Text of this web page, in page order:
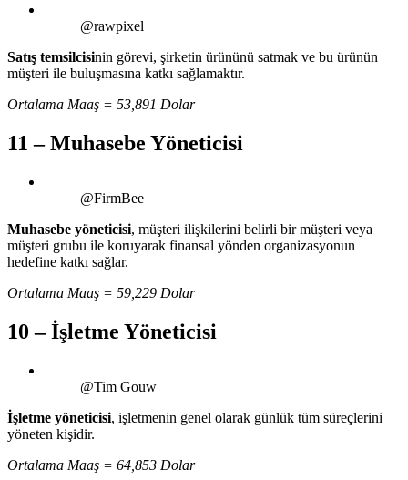
@rawpixel
Satış temsilcisinin görevi, şirketin ürününü satmak ve bu ürünün
müşteri ile buluşmasına katkı sağlamaktır.
Ortalama Maaş = 53,891 Dolar
11 – Muhasebe Yöneticisi
@FirmBee
Muhasebe yöneticisi, müşteri ilişkilerini belirli bir müşteri veya
müşteri grubu ile koruyarak finansal yönden organizasyonun
hedefine katkı sağlar.
Ortalama Maaş = 59,229 Dolar
10 – İşletme Yöneticisi
@Tim Gouw
İşletme yöneticisi, işletmenin genel olarak günlük tüm süreçlerini
yöneten kişidir.
Ortalama Maaş = 64,853 Dolar